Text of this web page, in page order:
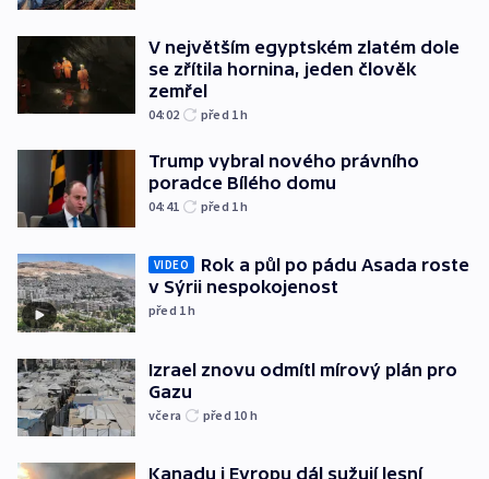
V největším egyptském zlatém dole
se zřítila hornina, jeden člověk
zemřel
04:02 před 1h
Trump vybral nového právního
poradce Bílého domu
04:41 před 1h
VIDEO
Rok a půl po pádu Asada roste
v Sýrii nespokojenost
před 1h
Izrael znovu odmítl mírový plán pro
Gazu
včera před 10 h
Kanadu i Evropu dál sužují lesní